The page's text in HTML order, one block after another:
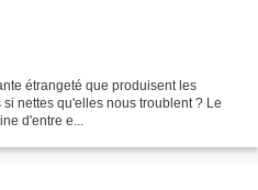
étrangeté que produisent les
nettes qu'elles nous troublent ? Le
d'entre e...